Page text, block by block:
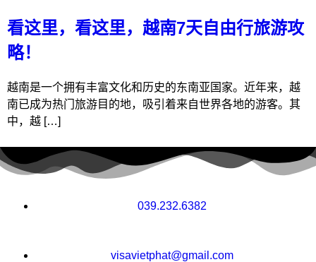
看这里，看这里，越南7天自由行旅游攻
略！
越南是一个拥有丰富文化和历史的东南亚国家。近年来，越
南已成为热门旅游目的地，吸引着来自世界各地的游客。其
中，越 […]
039.232.6382
visavietphat@gmail.com